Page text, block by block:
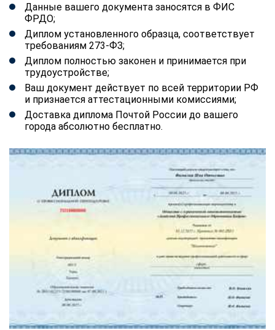
Данные вашего документа заносятся в ФИС
ФРДО;
Диплом установленного образца, соответствует
требованиям 273-ФЗ;
Диплом полностью законен и принимается при
трудоустройстве;
Ваш документ действует по всей территории РФ
и признается аттестационными комиссиями;
Доставка диплома Почтой России до вашего
города абсолютно бесплатно.